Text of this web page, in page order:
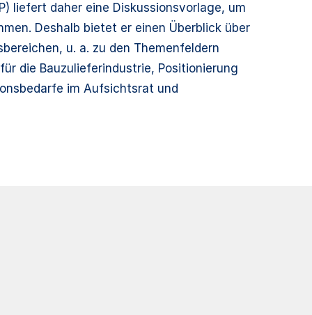
liefert daher eine Diskussionsvorlage, um
Deshalb bietet er einen Überblick über
u. a. zu den Themenfeldern
die Bauzulieferindustrie, Positionierung
im Aufsichtsrat und